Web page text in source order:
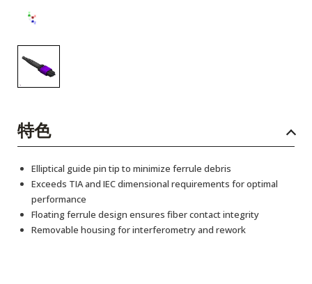
特色
Elliptical guide pin tip to minimize ferrule debris
Exceeds TIA and IEC dimensional requirements for optimal
performance
Floating ferrule design ensures fiber contact integrity
Removable housing for interferometry and rework